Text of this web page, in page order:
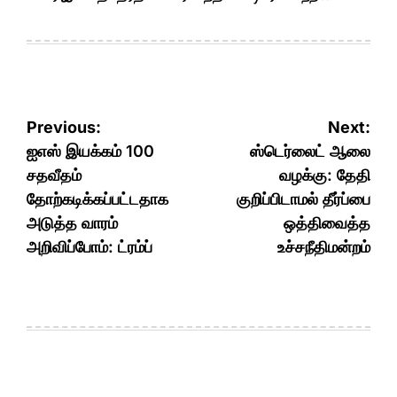
Post
navigation
Previous:
ஐஎஸ் இயக்கம் 100
சதவீதம்
தோற்கடிக்கப்பட்டதாக
அடுத்த வாரம்
அறிவிப்போம்: ட்ரம்ப்
Next:
ஸ்டெர்லைட் ஆலை
வழக்கு: தேதி
குறிப்பிடாமல் தீர்ப்பை
ஒத்திவைத்த
உச்சநீதிமன்றம்